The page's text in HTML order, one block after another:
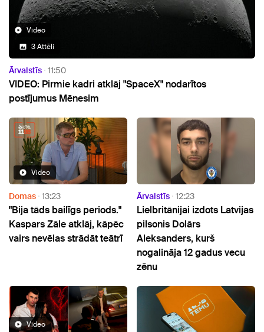
Video
3 Attēli
Ārvalstīs 11:50
VIDEO: Pirmie kadri atklāj "SpaceX" nodarītos
postījumus Mēnesim
Video
Domas 13:23
"Bija tāds bailīgs periods."
Kaspars Zāle atklāj, kāpēc
vairs nevēlas strādāt teātrī
Ārvalstīs 12:23
Lielbritānijai izdots Latvijas
pilsonis Dolārs
Aleksanders, kurš
nogalināja 12 gadus vecu
zēnu
Video